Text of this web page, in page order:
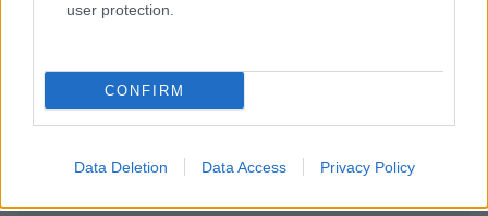
user protection.
CONFIRM
Data Deletion Data Access Privacy Policy